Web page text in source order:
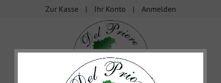
Zur Kasse Ihr Konto Anmelden